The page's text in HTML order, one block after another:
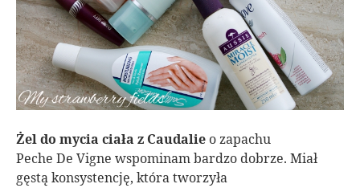
Żel do mycia ciała z Caudalie o zapachu
Peche De Vigne wspominam bardzo dobrze. Miał
gęstą konsystencję, która tworzyła